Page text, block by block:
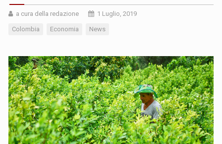
a cura della redazione 1 Luglio, 2019
Colombia Economia News